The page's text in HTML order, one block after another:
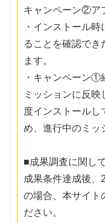
キャンペーン②ア
・インストール
ることを確認でき
ます。
・キャンペーン①
ミッションに反
度インストールし
め、進行中のミッ
■成果調査に関して
成果条件達成後、
の場合、本サイト
ださい。